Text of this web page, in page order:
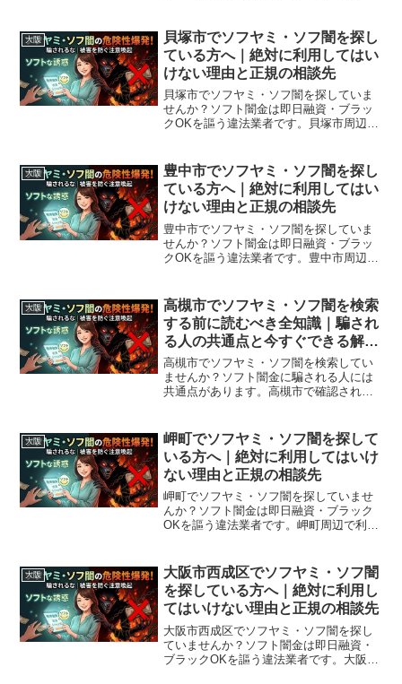
読みください。
大阪
貝塚市でソフヤミ・ソフ闇を探し
ている方へ｜絶対に利用してはい
けない理由と正規の相談先
貝塚市でソフヤミ・ソフ闇を探していま
せんか？ソフト闇金は即日融資・ブラッ
クOKを謳う違法業者です。貝塚市周辺で
読みください。
大阪
豊中市でソフヤミ・ソフ闇を探し
ている方へ｜絶対に利用してはい
けない理由と正規の相談先
豊中市でソフヤミ・ソフ闇を探していま
せんか？ソフト闇金は即日融資・ブラッ
クOKを謳う違法業者です。豊中市周辺で
読みください。
大阪
高槻市でソフヤミ・ソフ闇を検索
する前に読むべき全知識｜騙され
る人の共通点と今すぐできる解決
策
高槻市でソフヤミ・ソフ闇を検索してい
ませんか？ソフト闇金に騙される人には
共通点があります。高槻市で確認されて
市から利用できる無料相談先まで完全解
説。
大阪
岬町でソフヤミ・ソフ闇を探して
いる方へ｜絶対に利用してはいけ
ない理由と正規の相談先
岬町でソフヤミ・ソフ闇を探していませ
んか？ソフト闇金は即日融資・ブラック
OKを謳う違法業者です。岬町周辺で利用
ください。
大阪
大阪市西成区でソフヤミ・ソフ闇
を探している方へ｜絶対に利用し
てはいけない理由と正規の相談先
大阪市西成区でソフヤミ・ソフ闇を探し
ていませんか？ソフト闇金は即日融資・
ブラックOKを謳う違法業者です。大阪市